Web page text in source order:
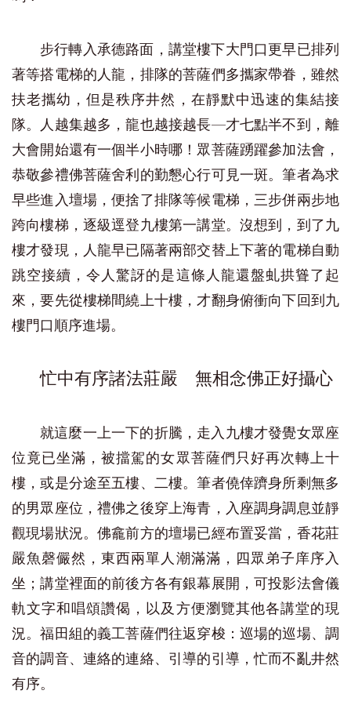
步行轉入承德路面，講堂樓下大門口更早已排列
著等搭電梯的人龍，排隊的菩薩們多攜家帶眷，雖然
扶老攜幼，但是秩序井然，在靜默中迅速的集結接
隊。人越集越多，龍也越接越長—才七點半不到，離
大會開始還有一個半小時哪！眾菩薩踴躍參加法會，
恭敬參禮佛菩薩舍利的勤懇心行可見一斑。筆者為求
早些進入壇場，便捨了排隊等候電梯，三步併兩步地
跨向樓梯，逐級逕登九樓第一講堂。沒想到，到了九
樓才發現，人龍早已隔著兩部交替上下著的電梯自動
跳空接續，令人驚訝的是這條人龍還盤虬拱聳了起
來，要先從樓梯間繞上十樓，才翻身俯衝向下回到九
樓門口順序進場。
忙中有序諸法莊嚴 無相念佛正好攝心
就這麼一上一下的折騰，走入九樓才發覺女眾座
位竟已坐滿，被擋駕的女眾菩薩們只好再次轉上十
樓，或是分途至五樓、二樓。筆者僥倖躋身所剩無多
的男眾座位，禮佛之後穿上海青，入座調身調息並靜
觀現場狀況。佛龕前方的壇場已經布置妥當，香花莊
嚴魚磬儼然，東西兩單人潮滿滿，四眾弟子庠序入
坐；講堂裡面的前後方各有銀幕展開，可投影法會儀
軌文字和唱頌讚偈，以及方便瀏覽其他各講堂的現
況。福田組的義工菩薩們往返穿梭：巡場的巡場、調
音的調音、連絡的連絡、引導的引導，忙而不亂井然
有序。